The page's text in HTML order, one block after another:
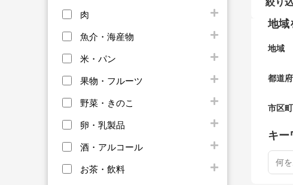
肉
魚介・海産物
米・パン
果物・フルーツ
野菜・きのこ
卵・乳製品
酒・アルコール
お茶・飲料
地域
地域
都道
市区
キー